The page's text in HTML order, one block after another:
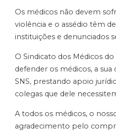
Os médicos não devem
violência e o assédio têm
instituições e denunciados
O Sindicato dos Médicos
defender os médicos, a
SNS, prestando apoio
colegas que dele
A todos os médicos, o
agradecimento pelo